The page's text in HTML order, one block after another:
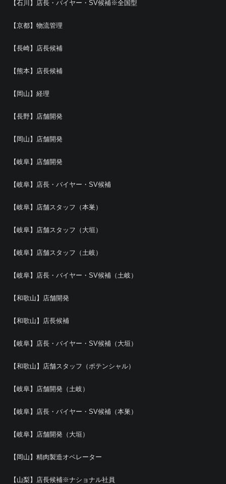
【石川】店長・バイヤー・SV候補※全国型
【京都】物流管理
【長崎】店長候補
【熊本】店長候補
【岡山】経理
【長野】店舗開発
【岡山】店舗開発
【岐阜】店舗開発
【岐阜】店長・バイヤー・SV候補
【岐阜】店舗スタッフ（本巣）
【岐阜】店舗スタッフ（大垣）
【岐阜】店舗スタッフ（土岐）
【岐阜】店長・バイヤー・SV候補（土岐）
【和歌山】店舗開発
【和歌山】店長候補
【岐阜】店長・バイヤー・SV候補（大垣）
【和歌山】店舗スタッフ（ポテンシャル）
【岐阜】店舗開発（土岐）
【岐阜】店長・バイヤー・SV候補（本巣）
【岐阜】店舗開発（大垣）
【岡山】精肉製造オペレーター
【山梨】店長候補※ナショナル社員